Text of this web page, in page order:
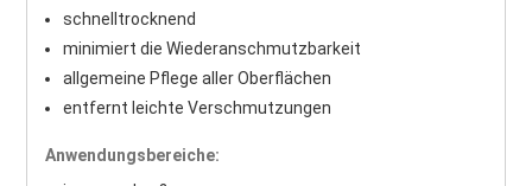
schnelltrocknend
minimiert die Wiederanschmutzbarkeit
allgemeine Pflege aller Oberflächen
entfernt leichte Verschmutzungen
Anwendungsbereiche: